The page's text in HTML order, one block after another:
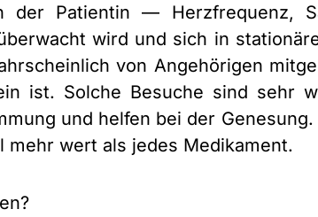
Patientin — Herzfrequenz,
wird und sich in
von Angehörigen
ist. Solche Besuche sind sehr
und helfen bei der
wert als jedes Medikament.